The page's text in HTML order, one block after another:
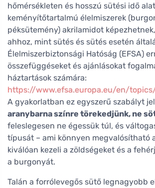
hőmérsékleten és hosszú sütési idő
keményítőtartalmú élelmiszerek
péksütemény) akrilamidot
ahhoz, mint sütés és sütés esetén
Élelmiszerbiztonsági Hatóság (EFSA)
összefüggéseket és ajánlásokat
háztartások számára:
https://www.efsa.europa.eu/en/
A gyakorlatban ez egyszerű szabályt
aranybarna színre törekedjünk, ne
feleslegesen ne égessük túl, és
típusát – ami könnyen megvalósítható
kiválóan kezeli a zöldségeket és a
a burgonyát.
Talán a forrólevegős sütő legnagyobb